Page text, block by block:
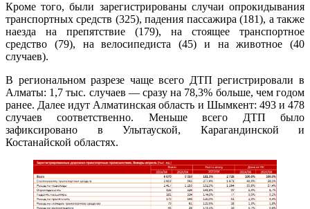
Кроме того, были зарегистрированы случаи опрокидывания
транспортных средств (325), падения пассажира (181), а также
наезда на препятствие (179), на стоящее транспортное
средство (79), на велосипедиста (45) и на животное (40
случаев).
В региональном разрезе чаще всего ДТП регистрировали в
Алматы: 1,7 тыс. случаев — сразу на 78,3% больше, чем годом
ранее. Далее идут Алматинская область и Шымкент: 493 и 478
случаев соответственно. Меньше всего ДТП было
зафиксировано в Улытауской, Карагандинской и
Костанайской областях.